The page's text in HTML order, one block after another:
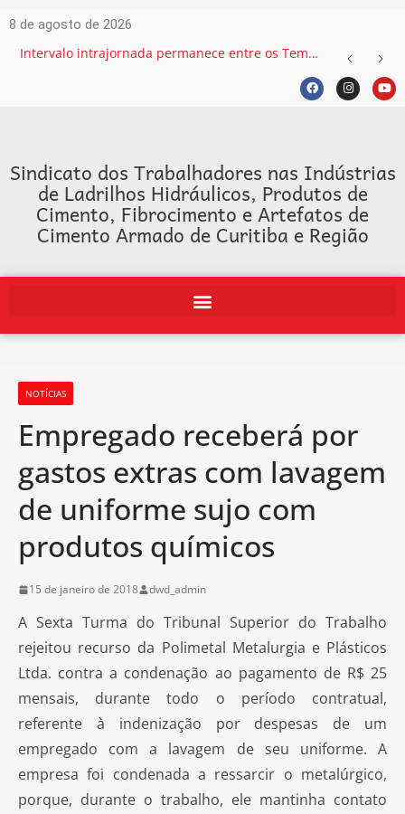
8 de agosto de 2026
Intervalo intrajornada permanece entre os Temas mais recorrentes na Justiça do Trabalho e exige atenção das empresas
Sindicato dos Trabalhadores nas Indústrias
de Ladrilhos Hidráulicos, Produtos de
Cimento, Fibrocimento e Artefatos de
Cimento Armado de Curitiba e Região
NOTÍCIAS
Empregado receberá por
gastos extras com lavagem
de uniforme sujo com
produtos químicos
15 de janeiro de 2018 dwd_admin
A Sexta Turma do Tribunal Superior do Trabalho
rejeitou recurso da Polimetal Metalurgia e Plásticos
Ltda. contra a condenação ao pagamento de R$ 25
mensais, durante todo o período contratual,
referente à indenização por despesas de um
empregado com a lavagem de seu uniforme. A
empresa foi condenada a ressarcir o metalúrgico,
porque, durante o trabalho, ele mantinha contato